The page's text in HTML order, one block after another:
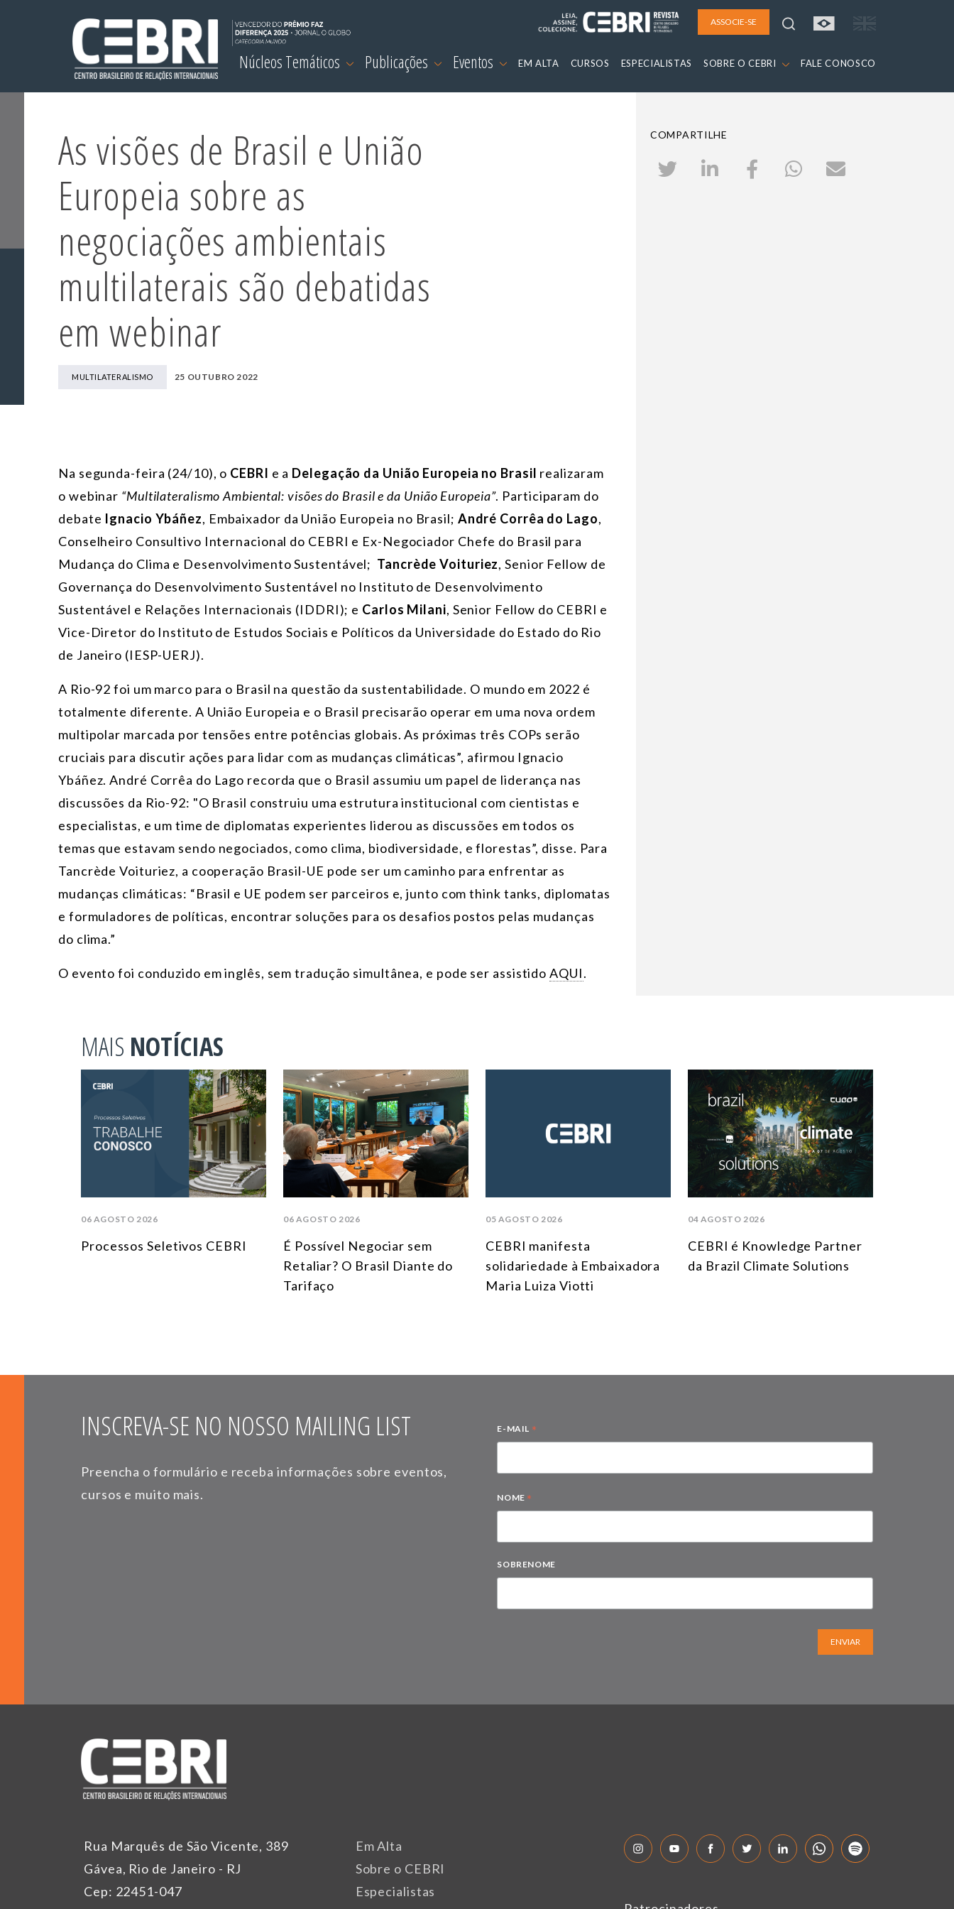
ASSOCIE-SE
Núcleos Temáticos Publicações Eventos EM ALTA CURSOS ESPECIALISTAS SOBRE O CEBRI FALE CONOSCO
As visões de Brasil e União
Europeia sobre as
negociações ambientais
multilaterais são debatidas
em webinar
MULTILATERALISMO 25 OUTUBRO 2022
Na segunda-feira (24/10), o CEBRI e a Delegação da União Europeia no Brasil realizaram
o webinar “Multilateralismo Ambiental: visões do Brasil e da União Europeia”. Participaram do
debate Ignacio Ybáñez, Embaixador da União Europeia no Brasil; André Corrêa do Lago,
Conselheiro Consultivo Internacional do CEBRI e Ex-Negociador Chefe do Brasil para
Mudança do Clima e Desenvolvimento Sustentável; Tancrède Voituriez, Senior Fellow de
Governança do Desenvolvimento Sustentável no Instituto de Desenvolvimento
Sustentável e Relações Internacionais (IDDRI); e Carlos Milani, Senior Fellow do CEBRI e
Vice-Diretor do Instituto de Estudos Sociais e Políticos da Universidade do Estado do Rio
de Janeiro (IESP-UERJ).
A Rio-92 foi um marco para o Brasil na questão da sustentabilidade. O mundo em 2022 é
totalmente diferente. A União Europeia e o Brasil precisarão operar em uma nova ordem
multipolar marcada por tensões entre potências globais. As próximas três COPs serão
cruciais para discutir ações para lidar com as mudanças climáticas”, afirmou Ignacio
Ybáñez. André Corrêa do Lago recorda que o Brasil assumiu um papel de liderança nas
discussões da Rio-92: "O Brasil construiu uma estrutura institucional com cientistas e
especialistas, e um time de diplomatas experientes liderou as discussões em todos os
temas que estavam sendo negociados, como clima, biodiversidade, e florestas”, disse. Para
Tancrède Voituriez, a cooperação Brasil-UE pode ser um caminho para enfrentar as
mudanças climáticas: “Brasil e UE podem ser parceiros e, junto com think tanks, diplomatas
e formuladores de políticas, encontrar soluções para os desafios postos pelas mudanças
do clima.”
O evento foi conduzido em inglês, sem tradução simultânea, e pode ser assistidoAQUI.
COMPARTILHE
MAIS NOTÍCIAS
06 AGOSTO 2026
Processos Seletivos CEBRI
06 AGOSTO 2026
É Possível Negociar sem
Retaliar? O Brasil Diante do
Tarifaço
05 AGOSTO 2026
CEBRI manifesta
solidariedade à Embaixadora
Maria Luiza Viotti
04 AGOSTO 2026
CEBRI é Knowledge Partner
da Brazil Climate Solutions
INSCREVA-SE NO NOSSO MAILING LIST
Preencha o formulário e receba informações sobre eventos,
cursos e muito mais.
E-MAIL *
NOME *
SOBRENOME
ENVIAR
Rua Marquês de São Vicente, 389
Gávea, Rio de Janeiro - RJ
Cep: 22451-047
Em Alta
Sobre o CEBRI
Especialistas